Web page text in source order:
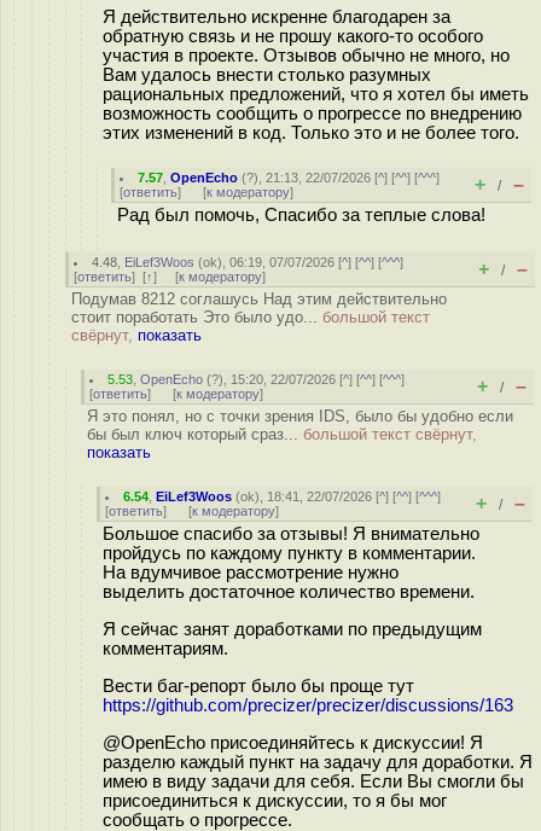
Я действительно искренне благодарен за
обратную связь и не прошу какого-то особого
участия в проекте. Отзывов обычно не много, но
Вам удалось внести столько разумных
рациональных предложений, что я хотел бы иметь
возможность сообщить о прогрессе по внедрению
этих изменений в код. Только это и не более того.
7.57 ,OpenEcho (?), 21:13, 22/07/2026 [^] [^^] [^^^]
[ответить] [к модератору] + / –
Рад был помочь, Спасибо за теплые слова!
4.48 EiLef3Woos (ok), 06:19, 07/07/2026 [^] [^^] [^^^]
[ответить] [↑] [к модератору] + / –
Подумав 8212 соглашусь Над этим действительно
стоит поработать Это было удо... большой текст
свёрнут, показать
5.53 ,OpenEcho (?), 15:20, 22/07/2026 [^] [^^] [^^^]
[ответить] [к модератору] + / –
Я это понял, но с точки зрения IDS, было бы удобно если
бы был ключ который сраз... большой текст свёрнут,
показать
6.54 ,EiLef3Woos (ok), 18:41, 22/07/2026 [^] [^^] [^^^]
[ответить] [к модератору] + / –
Большое спасибо за отзывы! Я внимательно
пройдусь по каждому пункту в комментарии.
На вдумчивое рассмотрение нужно
выделить достаточное количество времени.
Я сейчас занят доработками по предыдущим
комментариям.
Вести баг-репорт было бы проще тут
https://github.com/precizer/precizer/discussions/163
@OpenEcho присоединяйтесь к дискуссии! Я
разделю каждый пункт на задачу для доработки. Я
имею в виду задачи для себя. Если Вы смогли бы
присоединиться к дискуссии, то я бы мог
сообщать о прогрессе.